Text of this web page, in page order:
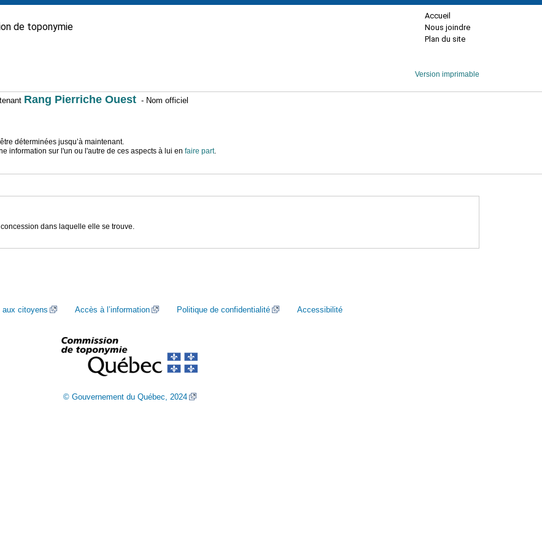
de toponymie
Accueil
Nous joindre
Plan du site
Version imprimable
Rang Pierriche Ouest - Nom officiel
déterminées jusqu’à maintenant.
information sur l'un ou l'autre de ces aspects à lui en faire part.
dans laquelle elle se trouve.
aux citoyens Accès à l’information Politique de confidentialité Accessibilité
© Gouvernement du Québec, 2024